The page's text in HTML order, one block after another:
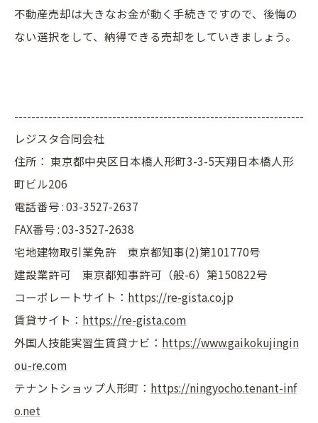
不動産売却は大きなお金が動く手続きですので、後悔の
ない選択をして、納得できる売却をしていきましょう。
--------------------------------------------------------------------
レジスタ合同会社
住所： 東京都中央区日本橋人形町3-3-5天翔日本橋人形
町ビル206
電話番号 :03-3527-2637
FAX番号 :03-3527-2638
宅地建物取引業免許 東京都知事(2)第101770号
建設業許可 東京都知事許可（般-6）第150822号
コーポレートサイト： https://re-gista.co.jp
賃貸サイト： https://re-gista.com
外国人技能実習生賃貸ナビ： https://www.gaikokujingin
ou-re.com
テナントショップ人形町： https://ningyocho.tenant-inf
o.net